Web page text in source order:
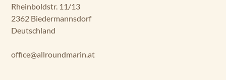
Rheinboldstr. 11/13
2362 Biedermannsdorf
Deutschland
office@allroundmarin.at